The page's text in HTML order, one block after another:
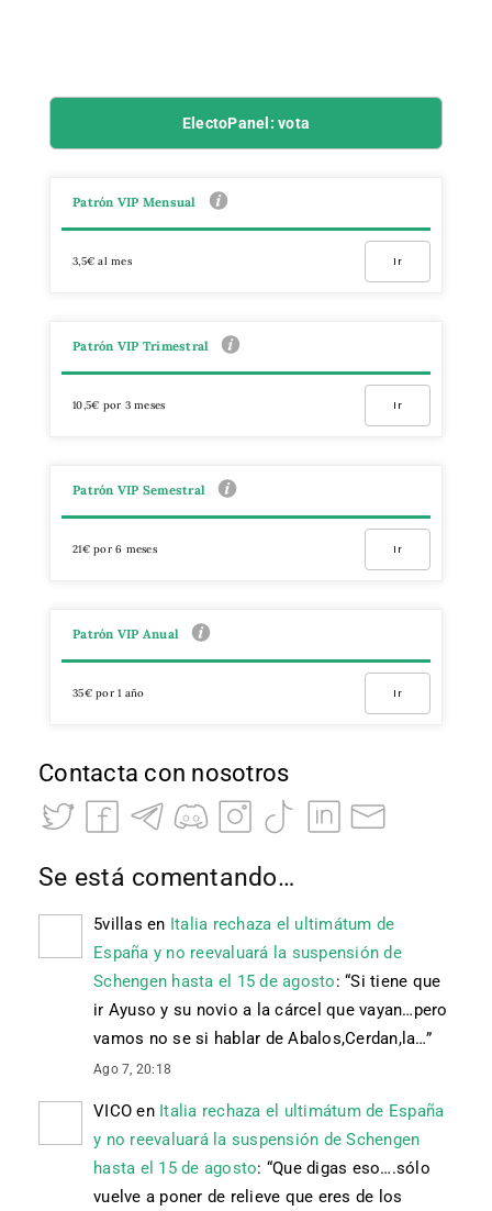
ElectoPanel: vota
Patrón VIP Mensual
3,5€ al mes Ir
Patrón VIP Trimestral
10,5€ por 3 meses Ir
Patrón VIP Semestral
21€ por 6 meses Ir
Patrón VIP Anual
35€ por 1 año Ir
Contacta con nosotros
Se está comentando…
5villas en Italia rechaza el ultimátum de
España y no reevaluará la suspensión de
Schengen hasta el 15 de agosto: “Si tiene que
ir Ayuso y su novio a la cárcel que vayan…pero
vamos no se si hablar de Abalos,Cerdan,la…”
Ago 7, 20:18
VICO en Italia rechaza el ultimátum de España
y no reevaluará la suspensión de Schengen
hasta el 15 de agosto: “Que digas eso….sólo
vuelve a poner de relieve que eres de los